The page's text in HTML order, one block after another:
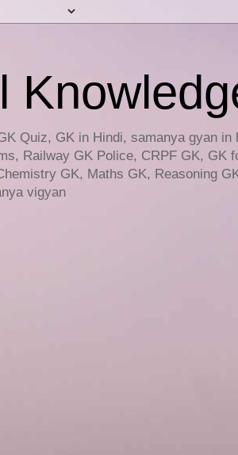
Quiz, GK in Hindi, samanya gyan
Railway GK Police, CRPF GK,
GK, Maths GK, Reasoning
vigyan